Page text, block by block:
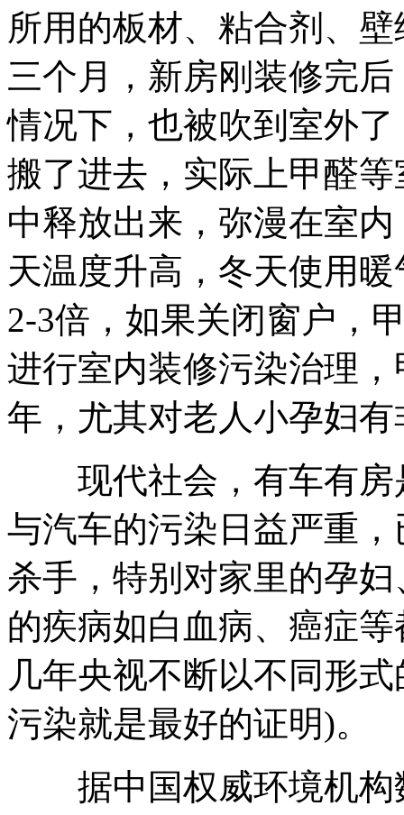
所用的板材、粘合剂、
三个月，新房刚装修完
情况下，也被吹到室外
搬了进去，实际上甲醛
中释放出来，弥漫在室
天温度升高，冬天使用
2-3倍，如果关闭窗户，
进行室内装修污染治理
年，尤其对老人小孕妇
现代社会，有车有房
与汽车的污染日益严重
杀手，特别对家里的孕
的疾病如白血病、癌症
几年央视不断以不同形
污染就是最好的证明)。
据中国权威环境机构